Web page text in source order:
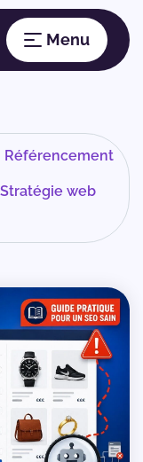
Référencement
Stratégie web